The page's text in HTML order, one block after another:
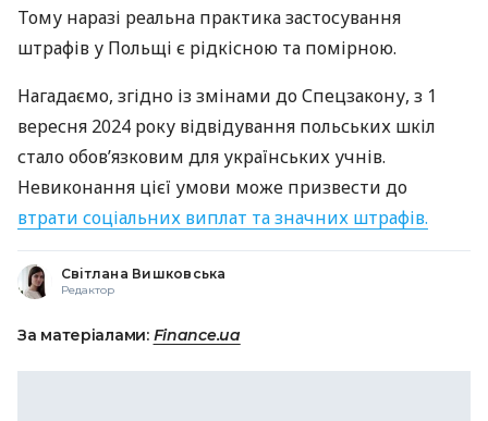
Тому наразі реальна практика застосування
штрафів у Польщі є рідкісною та помірною.
Нагадаємо, згідно із змінами до Спецзакону, з 1
вересня 2024 року відвідування польських шкіл
стало обов’язковим для українських учнів.
Невиконання цієї умови може призвести до
втрати соціальних виплат та значних штрафів.
Світлана Вишковська
Редактор
За матеріалами: Finance.ua